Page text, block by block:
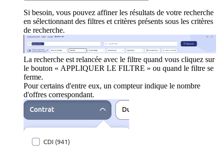
Si besoin, vous pouvez affiner les résultats de votre recherche
en sélectionnant des filtres et critères présents sous les critères
de recherche.
La recherche est relancée avec le filtre quand vous cliquez sur
le bouton « APPLIQUER LE FILTRE » ou quand le filtre se
ferme.
Pour certains d'entre eux, un compteur indique le nombre
d'offres correspondant.